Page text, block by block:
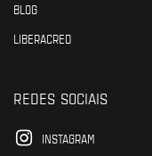
BLOG
LIBERACRED
REDES SOCIAIS
INSTAGRAM